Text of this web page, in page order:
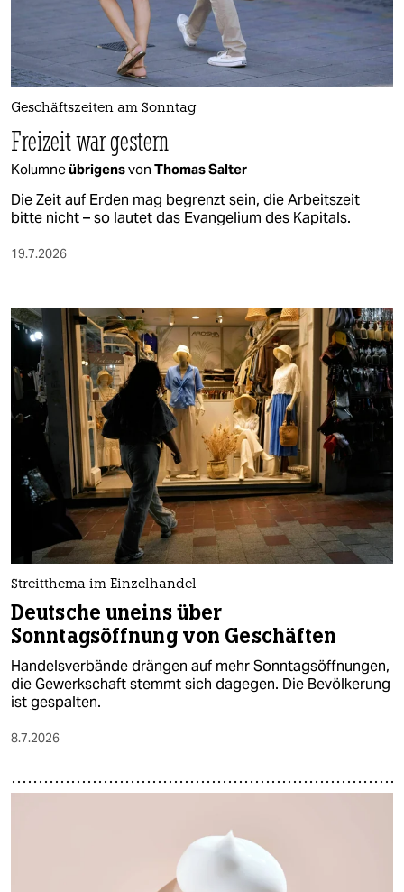
wahrheit
veranstaltungen
shop
fragen & hilfe
abo
genossenschaft
epaper login
Geschäftszeiten am Sonntag
Freizeit war gestern
Kolumneübrigensvon Thomas Salter
Die Zeit auf Erden mag begrenzt sein, die Arbeitszeit
bitte nicht – so lautet das Evangelium des Kapitals.
19.7.2026
Streitthema im Einzelhandel
Deutsche uneins über
Sonntagsöffnung von Geschäften
Handelsverbände drängen auf mehr Sonntagsöffnungen,
die Gewerkschaft stemmt sich dagegen. Die Bevölkerung
ist gespalten.
8.7.2026